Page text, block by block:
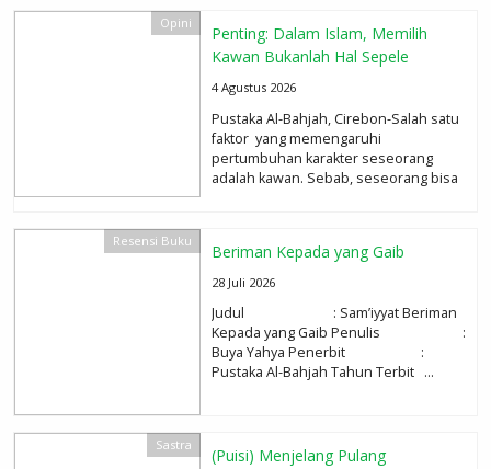
Opini
Penting: Dalam Islam, Memilih
Kawan Bukanlah Hal Sepele
4 Agustus 2026
Pustaka Al-Bahjah, Cirebon-Salah satu
faktor yang memengaruhi
pertumbuhan karakter seseorang
adalah kawan. Sebab, seseorang bisa
Resensi Buku
Beriman Kepada yang Gaib
28 Juli 2026
Judul : Sam’iyyat Beriman
Kepada yang Gaib Penulis :
Buya Yahya Penerbit :
Pustaka Al-Bahjah Tahun Terbit ...
Sastra
(Puisi) Menjelang Pulang